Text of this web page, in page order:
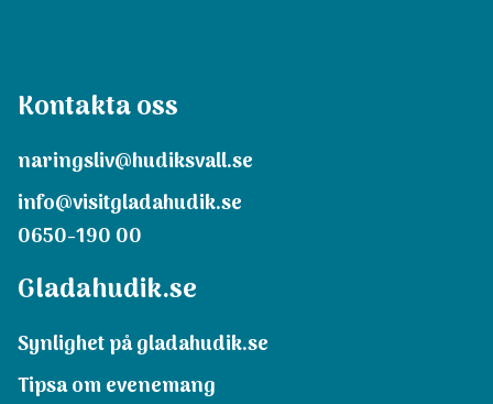
Kontakta oss
naringsliv@hudiksvall.se
info@visitgladahudik.se
0650-190 00
Gladahudik.se
Synlighet på gladahudik.se
Tipsa om evenemang